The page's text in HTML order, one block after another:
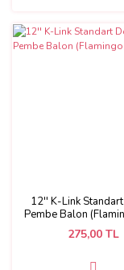
12'' K-Link
Pembe Balon
50'li
275,00 TL